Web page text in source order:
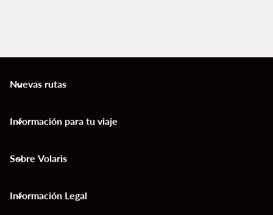
Nuevas rutas
keyboard_arrow_down
Información para tu viaje
keyboard_arrow_down
Sobre Volaris
keyboard_arrow_down
Información Legal
keyboard_arrow_down